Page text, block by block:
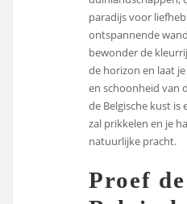
paradijs voor
ontspannende
bewonder de
de horizon en laat
en schoonheid van
de Belgische kust is
zal prikkelen en je
natuurlijke pracht.
Proef